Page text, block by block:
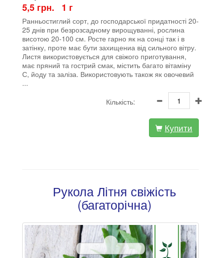
5,5 грн. 1 г
Ранньостиглий сорт, до господарської придатності 20-
25 днів при безрозсадному вирощуванні, рослина
висотою 20-100 см. Росте гарно як на сонці так і в
затінку, проте має бути захищениа від сильного вітру.
Листя використовується для свіжого приготування,
має пряний та гострий смак, містить багато вітаміну
С, йоду та заліза. Використовують також як овочевий
...
Кількість:
Купити
Рукола Літня свіжість
(багаторічна)